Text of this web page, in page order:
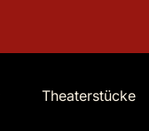
Theaterstücke